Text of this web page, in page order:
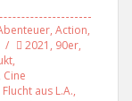
, Action,
2021 , 90er,
,
Cine
Flucht aus L.A.,